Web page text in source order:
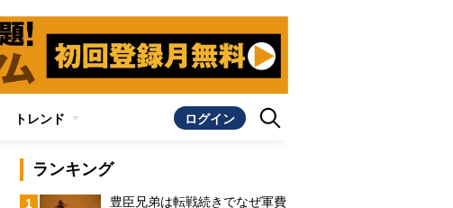
トレンド ログイン
ランキング
1
豊臣兄弟は転戦続きでなぜ軍費